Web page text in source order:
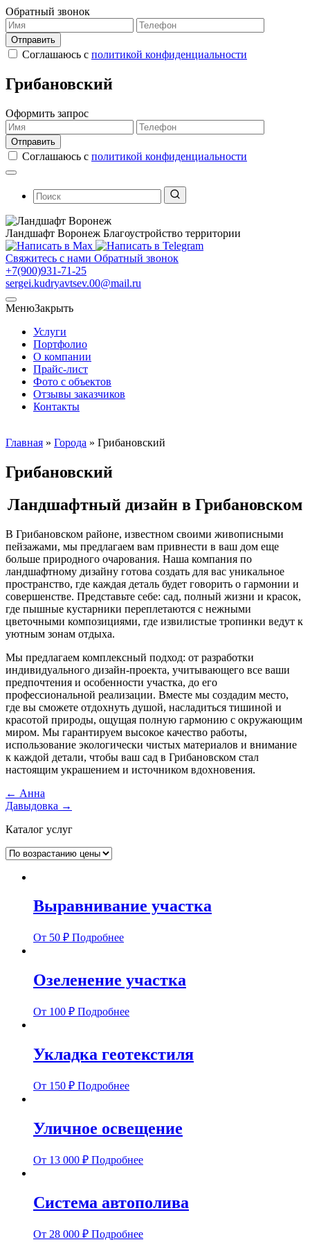
Обратный звонок
Соглашаюсь с политикой конфиденциальности
Грибановский
Оформить запрос
Соглашаюсь с политикой конфиденциальности
Поиск:
Ландшафт Воронеж Благоустройство территории
Свяжитесь с нами Обратный звонок
+7(900)931-71-25
sergei.kudryavtsev.00@mail.ru
МенюЗакрыть
Услуги
Портфолио
О компании
Прайс-лист
Фото с объектов
Отзывы заказчиков
Контакты
Главная » Города » Грибановский
Грибановский
Ландшафтный дизайн в Грибановском
В Грибановском районе, известном своими живописными
пейзажами, мы предлагаем вам привнести в ваш дом еще
больше природного очарования. Наша компания по
ландшафтному дизайну готова создать для вас уникальное
пространство, где каждая деталь будет говорить о гармонии и
совершенстве. Представьте себе: сад, полный жизни и красок,
где пышные кустарники переплетаются с нежными
цветочными композициями, где извилистые тропинки ведут к
уютным зонам отдыха.
Мы предлагаем комплексный подход: от разработки
индивидуального дизайн-проекта, учитывающего все ваши
предпочтения и особенности участка, до его
профессиональной реализации. Вместе мы создадим место,
где вы сможете отдохнуть душой, насладиться тишиной и
красотой природы, ощущая полную гармонию с окружающим
миром. Мы гарантируем высокое качество работы,
использование экологически чистых материалов и внимание
к каждой детали, чтобы ваш сад в Грибановском стал
настоящим украшением и источником вдохновения.
Навигация
по
записям
← Анна
Давыдовка →
Каталог услуг
Выравнивание участка
От 50 ₽ Подробнее
Озеленение участка
От 100 ₽ Подробнее
Укладка геотекстиля
От 150 ₽ Подробнее
Уличное освещение
От 13 000 ₽ Подробнее
Система автополива
От 28 000 ₽ Подробнее